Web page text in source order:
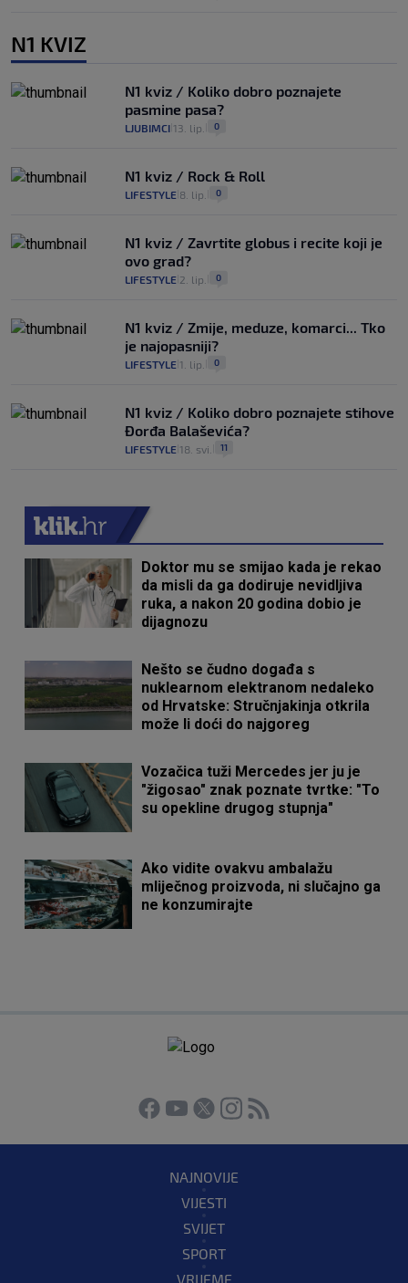
N1 KVIZ
N1 kviz / Koliko dobro poznajete
pasmine pasa?
LJUBIMCI 13. lip. 0
N1 kviz / Rock & Roll
LIFESTYLE 8. lip. 0
N1 kviz / Zavrtite globus i recite koji je
ovo grad?
LIFESTYLE 2. lip. 0
N1 kviz / Zmije, meduze, komarci... Tko
je najopasniji?
LIFESTYLE 1. lip. 0
N1 kviz / Koliko dobro poznajete stihove
Đorđa Balaševića?
LIFESTYLE 18. svi. 11
Doktor mu se smijao kada je rekao
da misli da ga dodiruje nevidljiva
ruka, a nakon 20 godina dobio je
dijagnozu
Nešto se čudno događa s
nuklearnom elektranom nedaleko
od Hrvatske: Stručnjakinja otkrila
može li doći do najgoreg
Vozačica tuži Mercedes jer ju je
"žigosao" znak poznate tvrtke: "To
su opekline drugog stupnja"
Ako vidite ovakvu ambalažu
mliječnog proizvoda, ni slučajno ga
ne konzumirajte
NAJNOVIJE
VIJESTI
SVIJET
SPORT
VRIJEME